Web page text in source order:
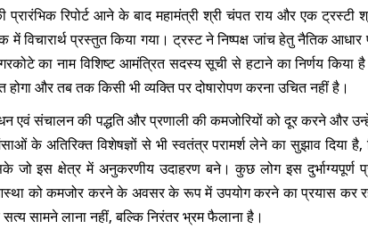
रिपोर्ट आने के बाद महामंत्री श्री चंपत राय और एक
विचारार्थ प्रस्तुत किया गया। ट्रस्ट ने निष्पक्ष जांच हेतु नैतिक
का नाम विशिष्ट आमंत्रित सदस्य सूची से हटाने का निर्णय किया
होगा और तब तक किसी भी व्यक्ति पर दोषारोपण करना उचित नहीं है।
एवं संचालन की पद्धति और प्रणाली की कमजोरियों को दूर करने और
के अतिरिक्त विशेषज्ञों से भी स्वतंत्र परामर्श लेने का सुझाव दिया
जो इस क्षेत्र में अनुकरणीय उदाहरण बने। कुछ लोग इस दुर्भाग्यपूर्ण
को कमजोर करने के अवसर के रूप में उपयोग करने का प्रयास कर
सत्य सामने लाना नहीं, बल्कि निरंतर भ्रम फैलाना है।